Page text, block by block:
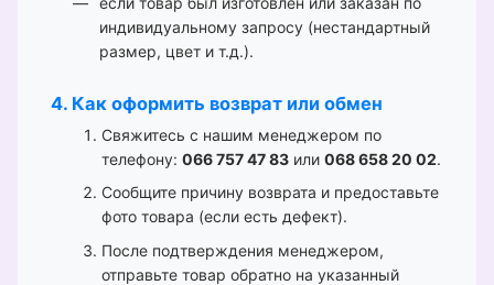
индивидуальному запросу (нестандартный
размер, цвет и т.д.).
4. Как оформить возврат или обмен
Свяжитесь с нашим менеджером по
телефону: 066 757 47 83 или 068 658 20 02.
Сообщите причину возврата и предоставьте
фото товара (если есть дефект).
После подтверждения менеджером,
отправьте товар обратно на указанный